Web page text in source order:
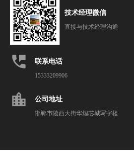
技术经理微信
直接与技术经理沟通
perm_phone_msg 联系电话
15333209906
location_city 公司地址
邯郸市陵西大街华煌芯城写字楼